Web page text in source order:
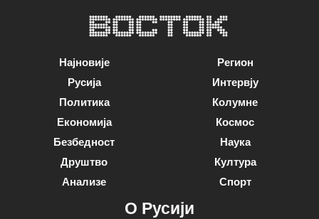
Најновије
Русија
Политика
Економија
Безбедност
Друштво
Анализе
Регион
Интервју
Колумне
Космос
Наука
Култура
Спорт
О Русији